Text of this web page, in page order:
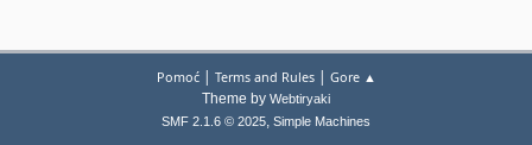
Pomoć| Terms and Rules| Gore ▲
Theme by Webtiryaki
SMF 2.1.6 © 2025, Simple Machines